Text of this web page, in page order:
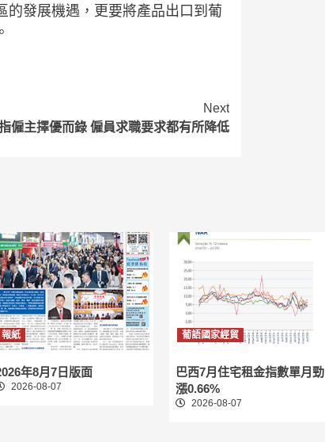
的發展機遇，更要將產品出口到葡
Next
僱主擇優而錄 僱員求職要求都有所降低
報紙
年8月7日版面
2026-08-07
葡語國家經貿
巴西7月住宅租金指數單月勁
漲0.66%
2026-08-07